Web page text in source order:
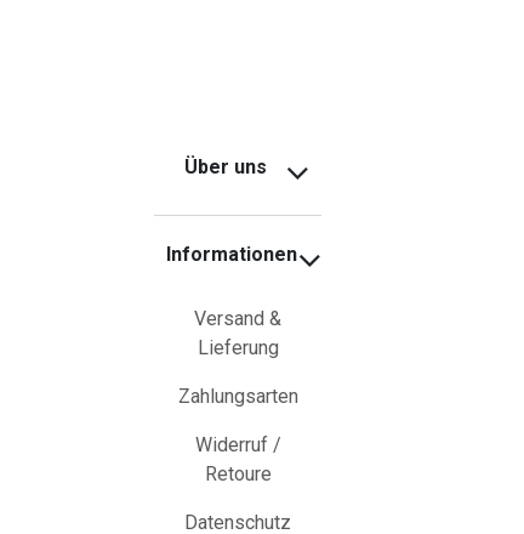
Über uns
Informationen
Versand &
Lieferung
Zahlungsarten
Widerruf /
Retoure
Datenschutz